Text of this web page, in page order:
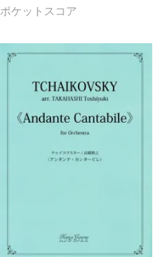
ポケットスコア